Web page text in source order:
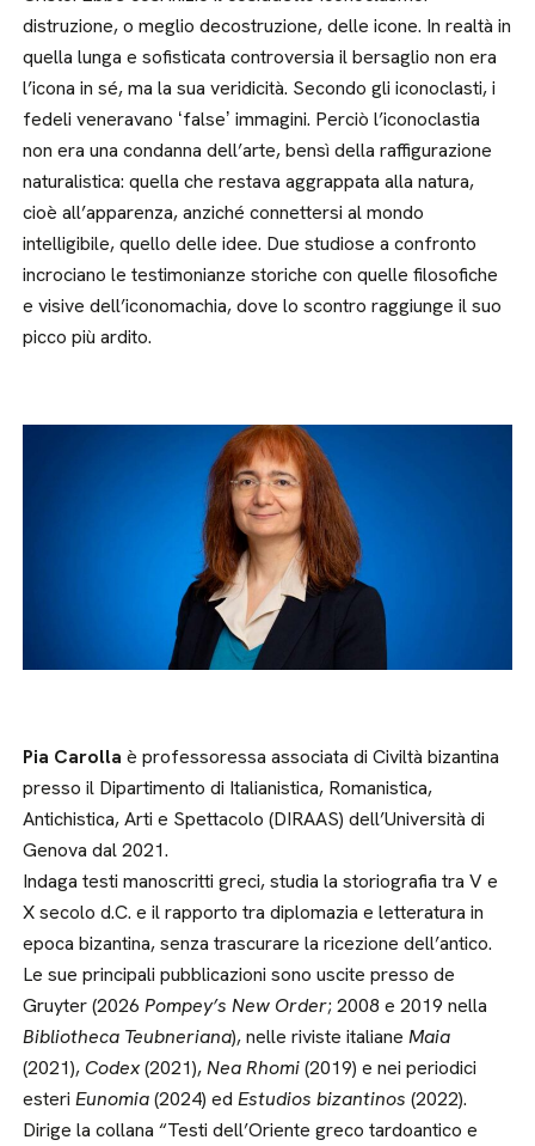
distruzione, o meglio decostruzione, delle icone. In realtà in
quella lunga e sofisticata controversia il bersaglio non era
l’icona in sé, ma la sua veridicità. Secondo gli iconoclasti, i
fedeli veneravano ʻfalseʼ immagini. Perciò l’iconoclastia
non era una condanna dell’arte, bensì della raffigurazione
naturalistica: quella che restava aggrappata alla natura,
cioè all’apparenza, anziché connettersi al mondo
intelligibile, quello delle idee. Due studiose a confronto
incrociano le testimonianze storiche con quelle filosofiche
e visive dell’iconomachia, dove lo scontro raggiunge il suo
picco più ardito.
Pia Carolla è professoressa associata di Civiltà bizantina
presso il Dipartimento di Italianistica, Romanistica,
Antichistica, Arti e Spettacolo (DIRAAS) dell’Università di
Genova dal 2021.
Indaga testi manoscritti greci, studia la storiografia tra V e
X secolo d.C. e il rapporto tra diplomazia e letteratura in
epoca bizantina, senza trascurare la ricezione dell’antico.
Le sue principali pubblicazioni sono uscite presso de
Gruyter (2026Pompey’s New Order; 2008 e 2019 nella
Bibliotheca Teubneriana), nelle riviste italianeMaia
(2021), Codex(2021),Nea Rhomi(2019) e nei periodici
esteriEunomia(2024) edEstudios bizantinos (2022).
Dirige la collana “Testi dell’Oriente greco tardoantico e